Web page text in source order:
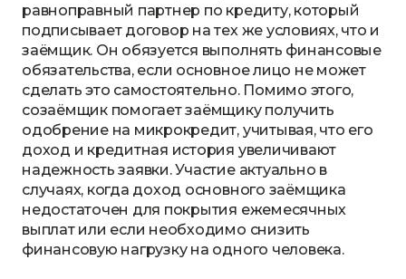
равноправный партнер по кредиту, который
подписывает договор на тех же условиях, что и
заёмщик. Он обязуется выполнять финансовые
обязательства, если основное лицо не может
сделать это самостоятельно. Помимо этого,
созаёмщик помогает заёмщику получить
одобрение на микрокредит, учитывая, что его
доход и кредитная история увеличивают
надежность заявки. Участие актуально в
случаях, когда доход основного заёмщика
недостаточен для покрытия ежемесячных
выплат или если необходимо снизить
финансовую нагрузку на одного человека.